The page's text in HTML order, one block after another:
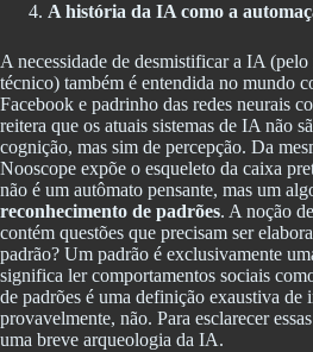
A história da IA como a
A necessidade de desmistificar a IA
técnico) também é entendida no mundo
Facebook e padrinho das redes neurais
reitera que os atuais sistemas de IA não
cognição, mas sim de percepção. Da
Nooscope expõe o esqueleto da caixa
não é um autômato pensante, mas um
reconhecimento de padrões. A noção
contém questões que precisam ser
padrão? Um padrão é exclusivamente
significa ler comportamentos sociais
de padrões é uma definição exaustiva
provavelmente, não. Para esclarecer
uma breve arqueologia da IA.